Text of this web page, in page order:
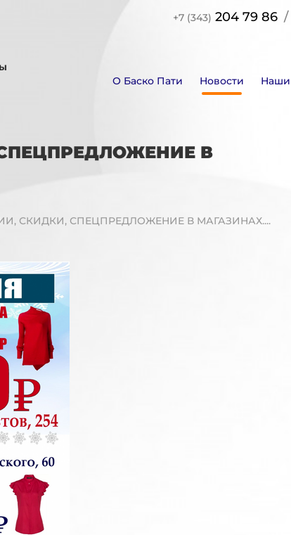
+7 (343) 204 79 86 /
О Баско Пати Новости Наши
В
СКИДКИ, СПЕЦПРЕДЛОЖЕНИЕ В МАГАЗИНАХ....